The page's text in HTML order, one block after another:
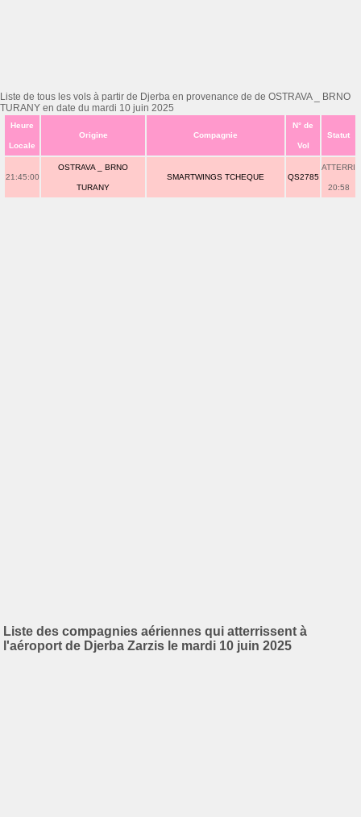
Liste de tous les vols à partir de Djerba en provenance de de OSTRAVA _ BRNO
TURANY en date du mardi 10 juin 2025
Heure
Locale
Origine Compagnie
N° de
Vol
Statut
21:45:00
OSTRAVA _ BRNO
TURANY
SMARTWINGS TCHEQUE QS2785
ATTERRI
20:58
Liste des compagnies aériennes qui atterrissent à
l'aéroport de Djerba Zarzis le mardi 10 juin 2025